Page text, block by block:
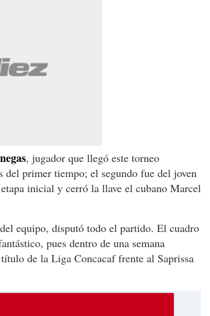
, jugador que llegó este torneo
del primer tiempo; el segundo fue del joven
inicial y cerró la llave el cubano Marcel
equipo, disputó todo el partido. El cuadro
pues dentro de una semana
de la Liga Concacaf frente al Saprissa